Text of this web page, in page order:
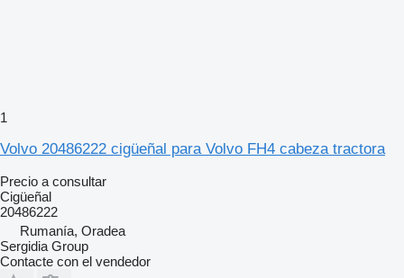
1
Volvo 20486222 cigüeñal para Volvo FH4 cabeza tractora
Precio a consultar
Cigüeñal
20486222
Rumanía, Oradea
Sergidia Group
Contacte con el vendedor